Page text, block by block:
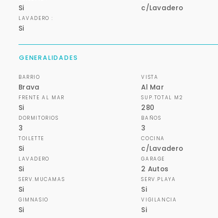
Si c/Lavadero
LAVADERO :
Si
GENERALIDADES
BARRIO
Brava
VISTA
Al Mar
FRENTE AL MAR
Si
SUP.TOTAL M2
280
DORMITORIOS
3
BAÑOS
3
TOILETTE
Si
COCINA
c/Lavadero
LAVADERO
Si
GARAGE
2 Autos
SERV.MUCAMAS
Si
SERV.PLAYA
Si
GIMNASIO
Si
VIGILANCIA
Si